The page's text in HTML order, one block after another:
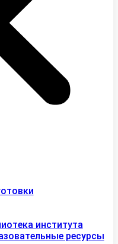
института
ресурсы